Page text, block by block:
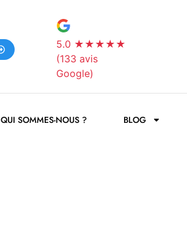
5.0 ★★★★★
(133 avis
Google)
QUI SOMMES-NOUS ? BLOG